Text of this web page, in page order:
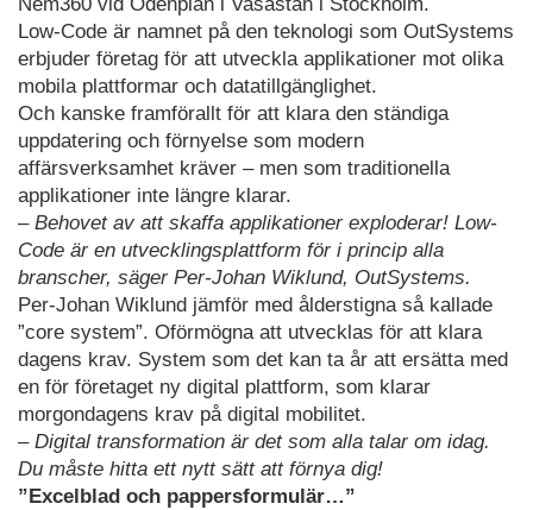
Low-Code är namnet på den teknologi som OutSystems
erbjuder företag för att utveckla applikationer mot olika
mobila plattformar och datatillgänglighet.
Och kanske framförallt för att klara den ständiga
uppdatering och förnyelse som modern
affärsverksamhet kräver – men som traditionella
applikationer inte längre klarar.
– Behovet av att skaffa applikationer exploderar! Low-
Code är en utvecklingsplattform för i princip alla
branscher, säger Per-Johan Wiklund, OutSystems.
Per-Johan Wiklund jämför med ålderstigna så kallade
”core system”. Oförmögna att utvecklas för att klara
dagens krav. System som det kan ta år att ersätta med
en för företaget ny digital plattform, som klarar
morgondagens krav på digital mobilitet.
– Digital transformation är det som alla talar om idag.
Du måste hitta ett nytt sätt att förnya dig!
”Excelblad och pappersformulär…”